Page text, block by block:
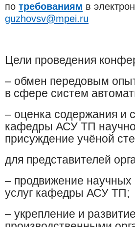
по требованиям​ в
guzhovsv@mpei.ru
Цели проведения
– обмен передовым
в сфере систем
– оценка содержания и
кафедры АСУ ТП
присуждение учёной
для представителей
– продвижение научных
услуг кафедры АСУ ТП;
– ​укрепление и